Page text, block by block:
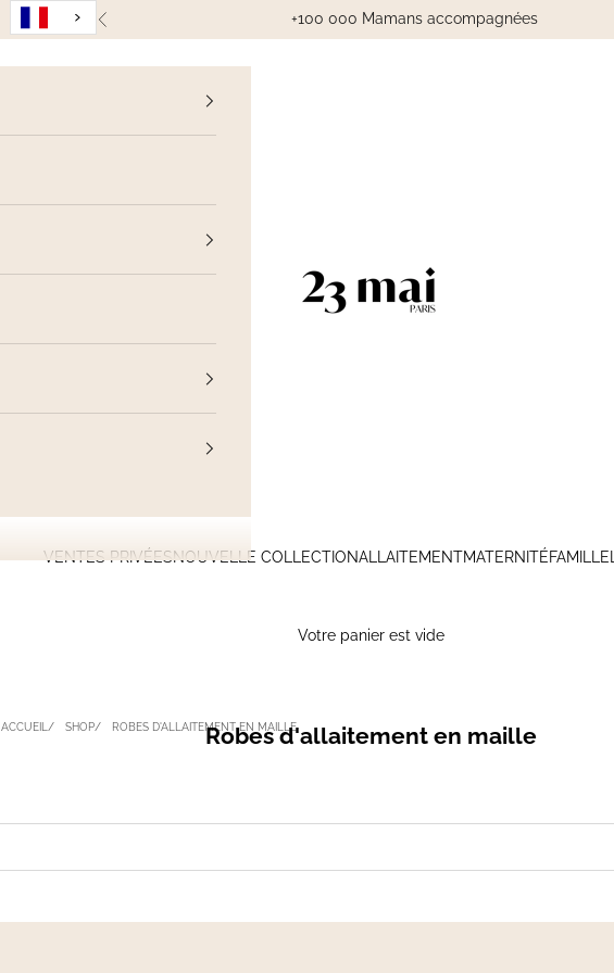
Précédent +100 000 Mamans accompagnées
23 Mai Paris
VENTES PRIVÉESNOUVELLE COLLECTIONALLAITEMENTMATERNITÉFAMILLE
Votre panier est vide
ACCUEIL SHOP ROBES D'ALLAITEMENT EN MAILLERobes d'allaitement en maille